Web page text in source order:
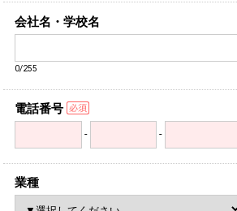
会社名・学校名
0/255
電話番号
- -
業種